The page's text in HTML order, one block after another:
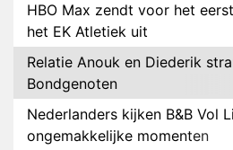
HBO Max zendt voor het
het EK Atletiek uit
Relatie Anouk en Diederik
Bondgenoten
Nederlanders kijken B&B Vol
ongemakkelijke momenten